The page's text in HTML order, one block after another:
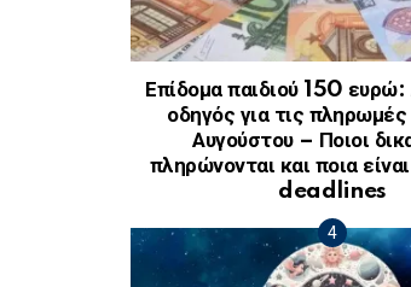
Επίδομα παιδιού 150 ευρώ:
οδηγός για τις
Αυγούστου – Ποιοι
πληρώνονται και ποια
deadlines